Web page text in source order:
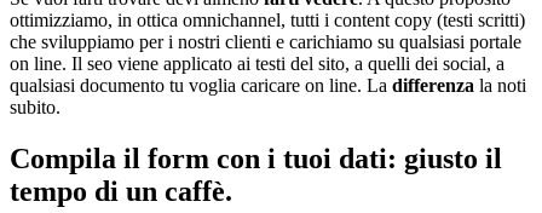
ottimizziamo, in ottica omnichannel, tutti i content copy (testi scritti)
che sviluppiamo per i nostri clienti e carichiamo su qualsiasi portale
on line. Il seo viene applicato ai testi del sito, a quelli dei social, a
qualsiasi documento tu voglia caricare on line. La differenza la noti
subito.
Compila il form con i tuoi dati: giusto il
tempo di un caffè.